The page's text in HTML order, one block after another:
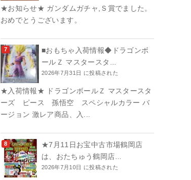
★お知らせ★ ガンダムガチャ,Ｓ賞でました。
おめでとうございます。
■おもちゃ入荷情報◆ドラゴンボ
ールＺ マスタースタ...
2026年7月31日 に投稿された
★入荷情報★ ドラゴンボールＺ マスタースタ
ーズ ピース 孫悟空 スペシャルカラー バ
ージョン 激レア商品、入...
★7月11日お宝中古市場鶴岡店
は、おたちゅう鶴岡店...
2026年7月10日 に投稿された